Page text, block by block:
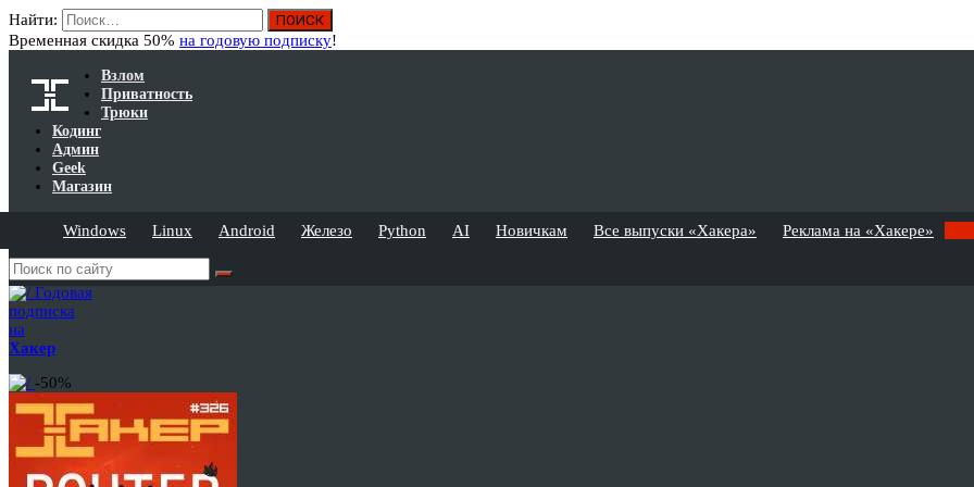
Найти:
Временная скидка 50% на годовую подписку!
Взлом
Приватность
Трюки
Кодинг
Админ
Geek
Магазин
Windows Linux Android Железо Python AI Новичкам Все выпуски «Хакера» Реклама на «Хакере»
Годовая
подписка
на
Хакер
-50%